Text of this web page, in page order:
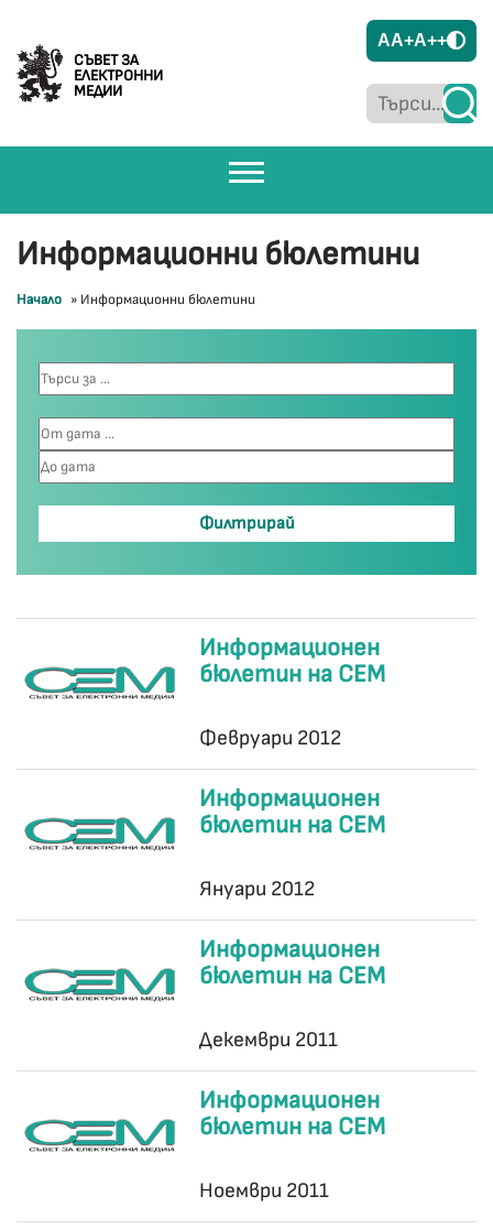
СЪВЕТ ЗА
ЕЛЕКТРОННИ
МЕДИИ
AA+A++
Информационни бюлетини
Начало » Информационни бюлетини
Информационен
бюлетин на СЕМ
Февруари 2012
Информационен
бюлетин на СЕМ
Януари 2012
Информационен
бюлетин на СЕМ
Декември 2011
Информационен
бюлетин на СЕМ
Ноември 2011